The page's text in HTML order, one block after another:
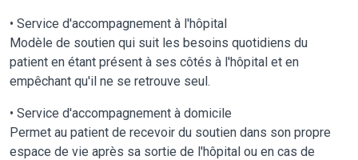
• Service d'accompagnement à l'hôpital
Modèle de soutien qui suit les besoins quotidiens du
patient en étant présent à ses côtés à l'hôpital et en
empêchant qu'il ne se retrouve seul.
• Service d'accompagnement à domicile
Permet au patient de recevoir du soutien dans son propre
espace de vie après sa sortie de l'hôpital ou en cas de